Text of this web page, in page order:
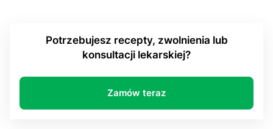
Objawy zespołu nerczycowego
Leczenie zespołu nerczycowego
Potrzebujesz recepty, zwolnienia lub
konsultacji lekarskiej?
Zamów teraz